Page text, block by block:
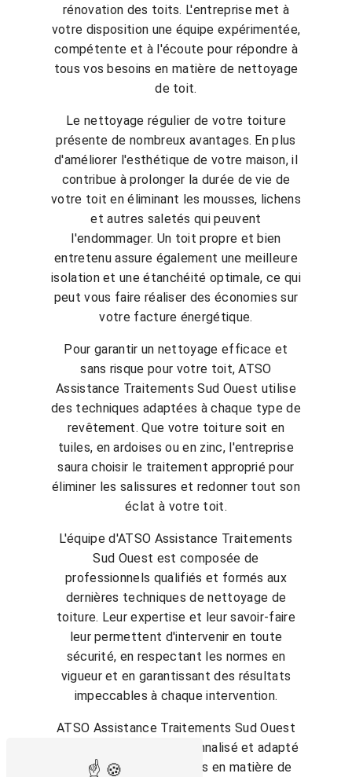
rénovation des toits. L'entreprise met à
votre disposition une équipe expérimentée,
compétente et à l'écoute pour répondre à
tous vos besoins en matière de nettoyage
de toit.
Le nettoyage régulier de votre toiture
présente de nombreux avantages. En plus
d'améliorer l'esthétique de votre maison, il
contribue à prolonger la durée de vie de
votre toit en éliminant les mousses, lichens
et autres saletés qui peuvent
l'endommager. Un toit propre et bien
entretenu assure également une meilleure
isolation et une étanchéité optimale, ce qui
peut vous faire réaliser des économies sur
votre facture énergétique.
Pour garantir un nettoyage efficace et
sans risque pour votre toit, ATSO
Assistance Traitements Sud Ouest utilise
des techniques adaptées à chaque type de
revêtement. Que votre toiture soit en
tuiles, en ardoises ou en zinc, l'entreprise
saura choisir le traitement approprié pour
éliminer les salissures et redonner tout son
éclat à votre toit.
L'équipe d'ATSO Assistance Traitements
Sud Ouest est composée de
professionnels qualifiés et formés aux
dernières techniques de nettoyage de
toiture. Leur expertise et leur savoir-faire
leur permettent d'intervenir en toute
sécurité, en respectant les normes en
vigueur et en garantissant des résultats
impeccables à chaque intervention.
ATSO Assistance Traitements Sud Ouest
propose un service personnalisé et adapté
à vos besoins spécifiques en matière de